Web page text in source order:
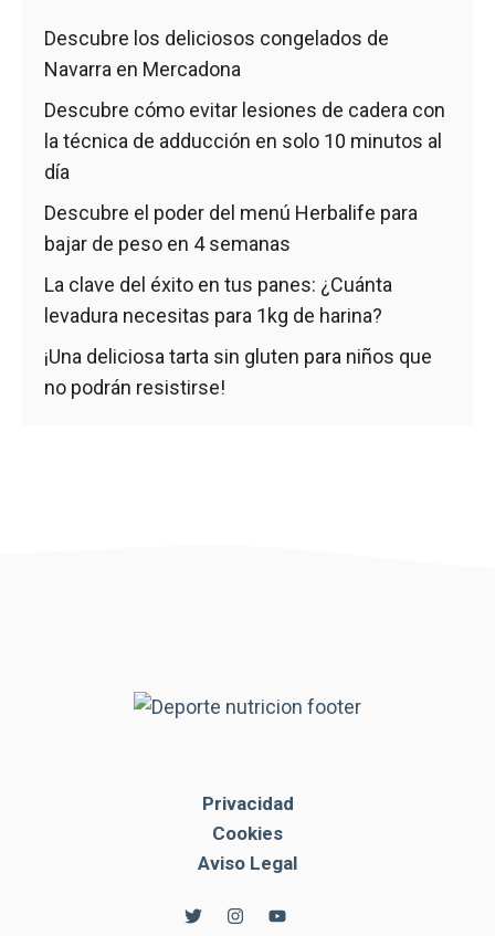
Descubre los deliciosos congelados de
Navarra en Mercadona
Descubre cómo evitar lesiones de cadera con
la técnica de adducción en solo 10 minutos al
día
Descubre el poder del menú Herbalife para
bajar de peso en 4 semanas
La clave del éxito en tus panes: ¿Cuánta
levadura necesitas para 1kg de harina?
¡Una deliciosa tarta sin gluten para niños que
no podrán resistirse!
Privacidad
Cookies
Aviso Legal